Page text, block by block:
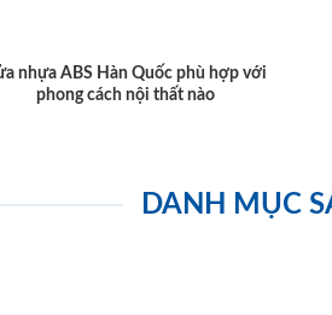
nhựa ABS Hàn Quốc phù hợp với
phong cách nội thất nào
DANH MỤC